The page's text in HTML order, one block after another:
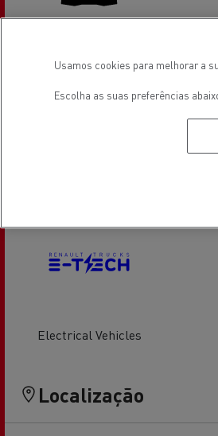
Electrical Vehicles
Localização
Usamos cookies para melhorar a
Escolha as suas preferências